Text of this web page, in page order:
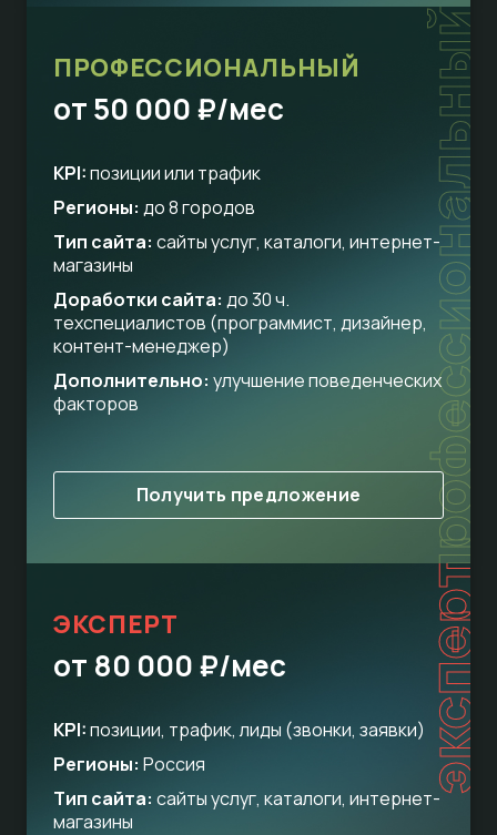
профессиональный
ПРОФЕССИОНАЛЬНЫЙ
от 50 000 ₽/мес
KPI:позиции или трафик
Регионы: до 8 городов
Тип сайта: сайты услуг, каталоги, интернет-
магазины
Доработки сайта: до 30 ч.
техспециалистов (программист, дизайнер,
контент-менеджер)
Дополнительно: улучшение поведенческих
факторов
Получить предложение
эксперт
ЭКСПЕРТ
от 80 000 ₽/мес
KPI:позиции, трафик, лиды (звонки, заявки)
Регионы: Россия
Тип сайта: сайты услуг, каталоги, интернет-
магазины